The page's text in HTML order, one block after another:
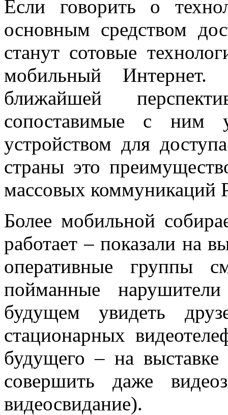
Если говорить о
основным средством
станут сотовые
мобильный
ближайшей
сопоставимые с ним
устройством для
страны это
массовых коммуникаций
Более мобильной
работает – показали
оперативные группы
пойманные
будущем увидеть
стационарных
будущего – на
совершить даже
видеосвидание).